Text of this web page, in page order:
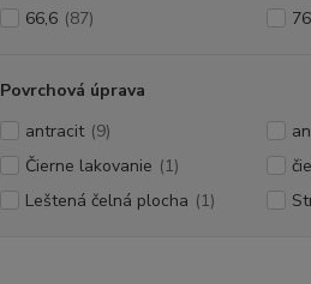
66,6 (87) 76
Povrchová úprava
antracit (9)
Čierne lakovanie (1)
Leštená čelná plocha (1)